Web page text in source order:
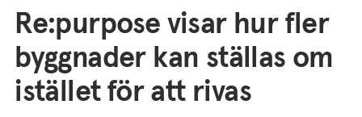
Re:purpose visar hur fler
byggnader kan ställas om
istället för att rivas